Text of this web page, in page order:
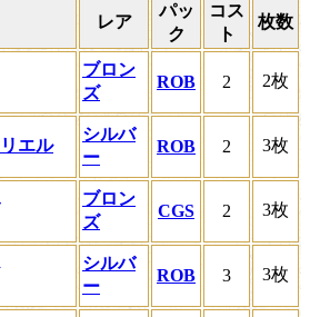
レア
パッ
ク
コス
ト
枚数
ブロン
ズ
ROB 2 2枚
エル
シルバ
ー
ROB 2 3枚
ブロン
ズ
CGS 2 3枚
シルバ
ー
ROB 3 3枚